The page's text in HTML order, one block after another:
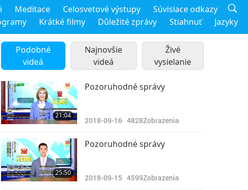
Meditace Celosvetové výstupy
Súvisiace odkazy
Krátké filmy Důležité zprávy Stiahnuť Jazyky
Podobné
videá
Najnovšie
videá
Živé
vysielanie
21:04
Pozoruhodné správy
2018-09-16 4828Zobrazenia
25:50
Pozoruhodné správy
2018-09-15 4599Zobrazenia